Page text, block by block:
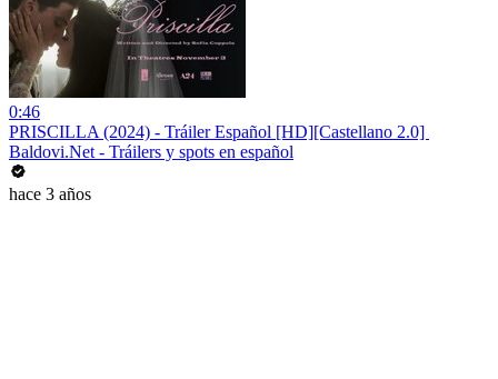
0:46
PRISCILLA (2024) - Tráiler Español [HD][Castellano 2.0] ️
Baldovi.Net - Tráilers y spots en español
hace 3 años